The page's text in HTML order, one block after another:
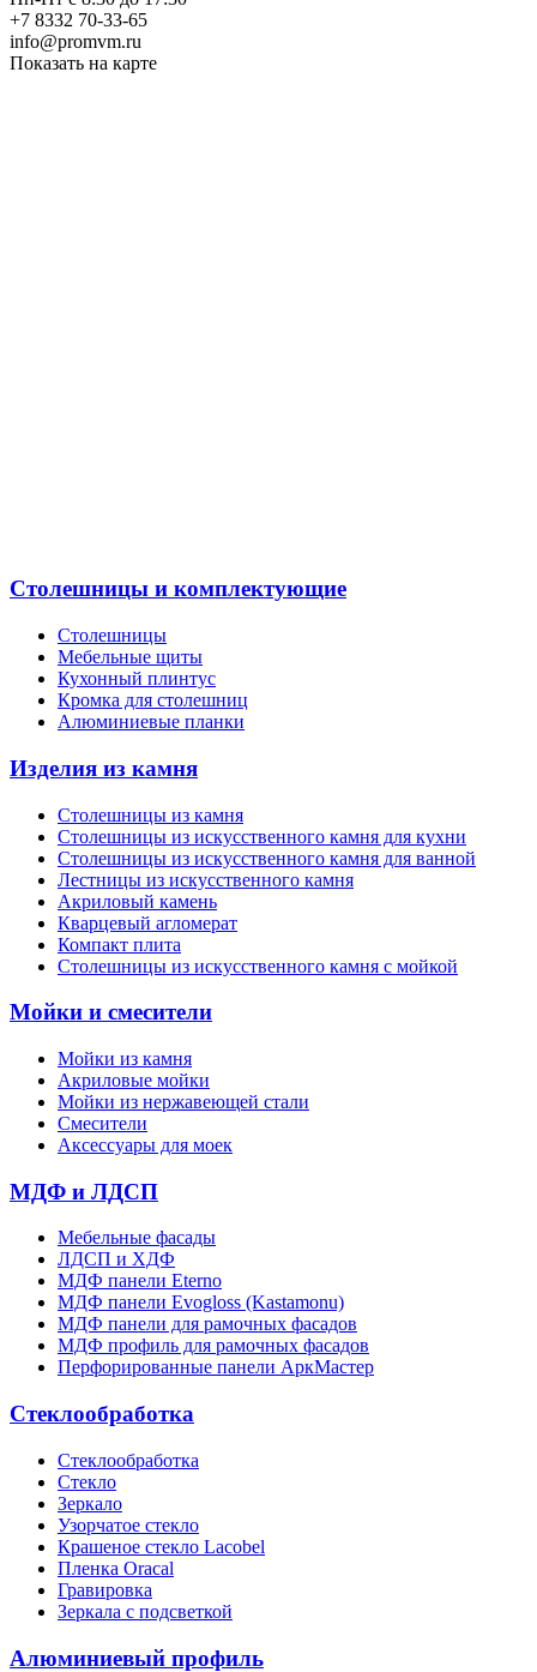
+7 8332 70-33-65
info@promvm.ru
Показать на карте
Столешницы и комплектующие
Столешницы
Мебельные щиты
Кухонный плинтус
Кромка для столешниц
Алюминиевые планки
Изделия из камня
Столешницы из камня
Cтолешницы из искусственного камня для кухни
Cтолешницы из искусственного камня для ванной
Лестницы из искусственного камня
Акриловый камень
Кварцевый агломерат
Компакт плита
Столешницы из искусственного камня с мойкой
Мойки и смесители
Мойки из камня
Акриловые мойки
Мойки из нержавеющей стали
Смесители
Аксессуары для моек
МДФ и ЛДСП
Мебельные фасады
ЛДСП и ХДФ
МДФ панели Eterno
МДФ панели Evogloss (Kastamonu)
МДФ панели для рамочных фасадов
МДФ профиль для рамочных фасадов
Перфорированные панели АркМастер
Стеклообработка
Стеклообработка
Стекло
Зеркало
Узорчатое стекло
Крашеное стекло Lacobel
Пленка Oracal
Гравировка
Зеркала с подсветкой
Алюминиевый профиль